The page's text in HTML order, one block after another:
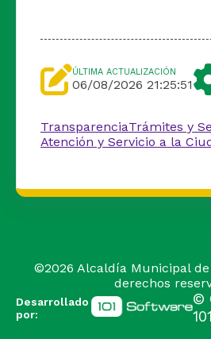
ÚLTIMA ACTUALIZACIÓN
06/08/2026 21:25:51
TransparenciaTrámites y
Atención y Servicio a la
©2026 Alcaldía Municipal de
derechos
Desarrollado
por:
©